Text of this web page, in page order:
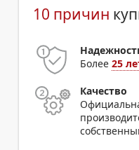
10 причин
Более25
Качество